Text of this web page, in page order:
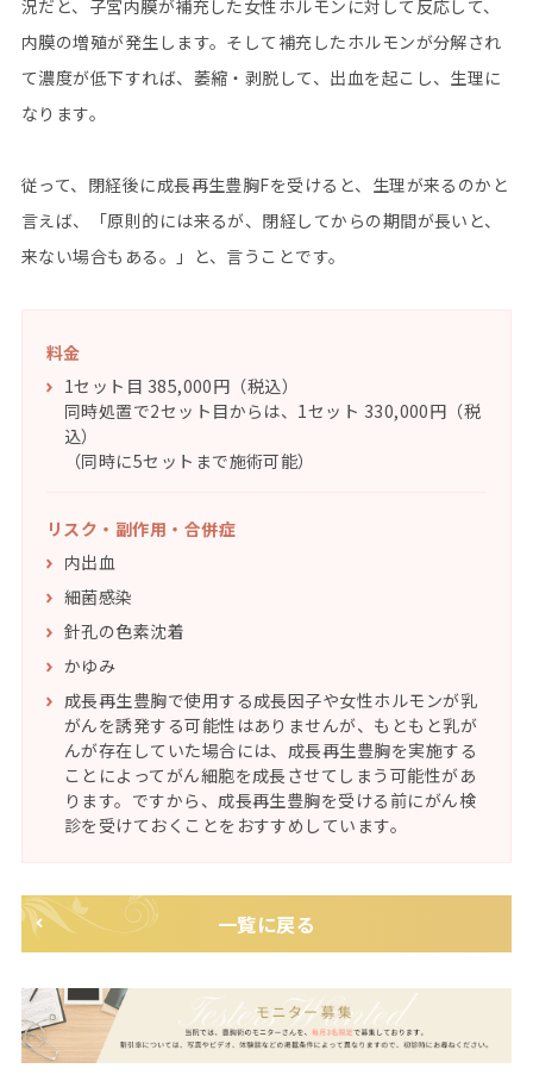
況だと、子宮内膜が補充した女性ホルモンに対して反応して、
内膜の増殖が発生します。そして補充したホルモンが分解され
て濃度が低下すれば、萎縮・剥脱して、出血を起こし、生理に
なります。
従って、閉経後に成長再生豊胸Fを受けると、生理が来るのかと
言えば、「原則的には来るが、閉経してからの期間が長いと、
来ない場合もある。」と、言うことです。
料金
1セット目 385,000円（税込）
同時処置で2セット目からは、1セット 330,000円（税
込）
（同時に5セットまで施術可能）
リスク・副作⽤・合併症
内出血
細菌感染
針孔の色素沈着
かゆみ
成長再生豊胸で使用する成長因子や女性ホルモンが乳
がんを誘発する可能性はありませんが、もともと乳が
んが存在していた場合には、成長再生豊胸を実施する
ことによってがん細胞を成長させてしまう可能性があ
ります。ですから、成長再生豊胸を受ける前にがん検
診を受けておくことをおすすめしています。
一覧に戻る